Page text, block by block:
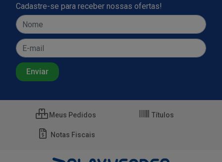
Cadastre-se para receber nossas ofertas!
Meus Pedidos Títulos
Notas Fiscais